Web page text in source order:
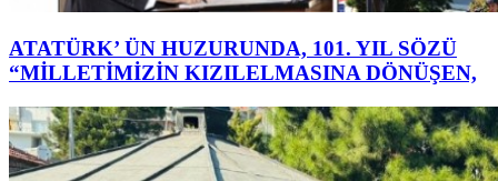
ATATÜRK’ ÜN HUZURUNDA, 101. YIL SÖZÜ
“MİLLETİMİZİN KIZILELMASINA DÖNÜŞEN,